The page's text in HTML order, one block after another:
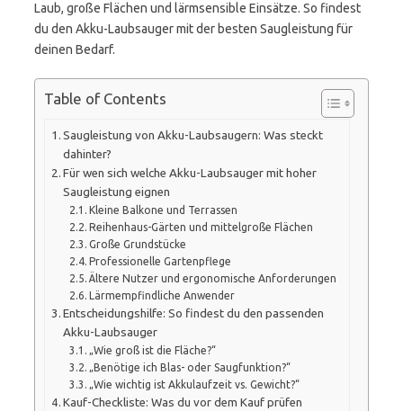
Laub, große Flächen und lärmsensible Einsätze. So findest
du den Akku-Laubsauger mit der besten Saugleistung für
deinen Bedarf.
Table of Contents
Saugleistung von Akku-Laubsaugern: Was steckt
dahinter?
Für wen sich welche Akku-Laubsauger mit hoher
Saugleistung eignen
Kleine Balkone und Terrassen
Reihenhaus-Gärten und mittelgroße Flächen
Große Grundstücke
Professionelle Gartenpflege
Ältere Nutzer und ergonomische Anforderungen
Lärmempfindliche Anwender
Entscheidungshilfe: So findest du den passenden
Akku-Laubsauger
„Wie groß ist die Fläche?“
„Benötige ich Blas- oder Saugfunktion?“
„Wie wichtig ist Akkulaufzeit vs. Gewicht?“
Kauf-Checkliste: Was du vor dem Kauf prüfen